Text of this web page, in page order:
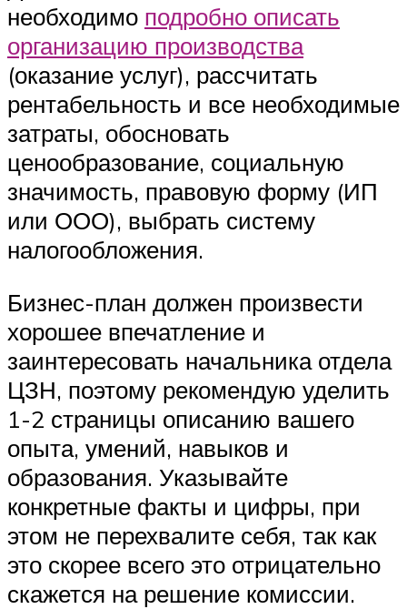
необходимо подробно описать
организацию производства
(оказание услуг), рассчитать
рентабельность и все необходимые
затраты, обосновать
ценообразование, социальную
значимость, правовую форму (ИП
или ООО), выбрать систему
налогообложения.
Бизнес-план должен произвести
хорошее впечатление и
заинтересовать начальника отдела
ЦЗН, поэтому рекомендую уделить
1-2 страницы описанию вашего
опыта, умений, навыков и
образования. Указывайте
конкретные факты и цифры, при
этом не перехвалите себя, так как
это скорее всего это отрицательно
скажется на решение комиссии.